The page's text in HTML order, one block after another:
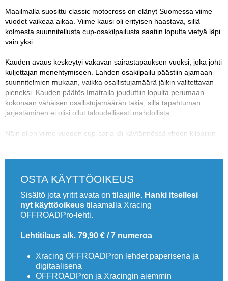
Maailmalla suosittu classic motocross on elänyt Suomessa viime
vuodet vaikeaa aikaa. Viime kausi oli erityisen haastava, sillä
kolmesta suunnitellusta cup-osakilpailusta saatiin lopulta vietyä läpi
vain yksi.
Kauden avaus keskeytyi vakavan sairastapauksen vuoksi, joka johti
kuljettajan menehtymiseen. Lahden osakilpailu päästiin ajamaan
suunnitelmien mukaan, vaikka osallistujamäärä jäikin valitettavan
pieneksi. Kauden päätös Imatralla jouduttiin lopulta perumaan
kokonaan vähäisen osallistujamäärän takia, sillä tapahtuman
järjestäminen ei olisi ollut taloudellisesti mahdollista.
Näin ollen viime vuoden cup-sarja jäi käytännössä yhden kilpailun
OSTA KÄYTTÖOIKEUS
Sisältö jota yritit avata on tilaajille. Hanki itsellesi
nyt käyttöoikeus tilaamalla Xracing
OFFROADPro-lehti.
Lehtitilaus alk. 79,90 € / 7 numeroa
Xracing OFFROADPron lehdet paperisena ja
digitaalisena
OFFROADPron ja Xracingin aiemmin